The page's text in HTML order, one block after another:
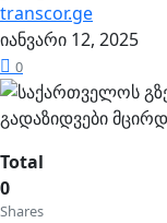
transcor.ge
იანვარი 12, 2025
0
Total
0
Shares